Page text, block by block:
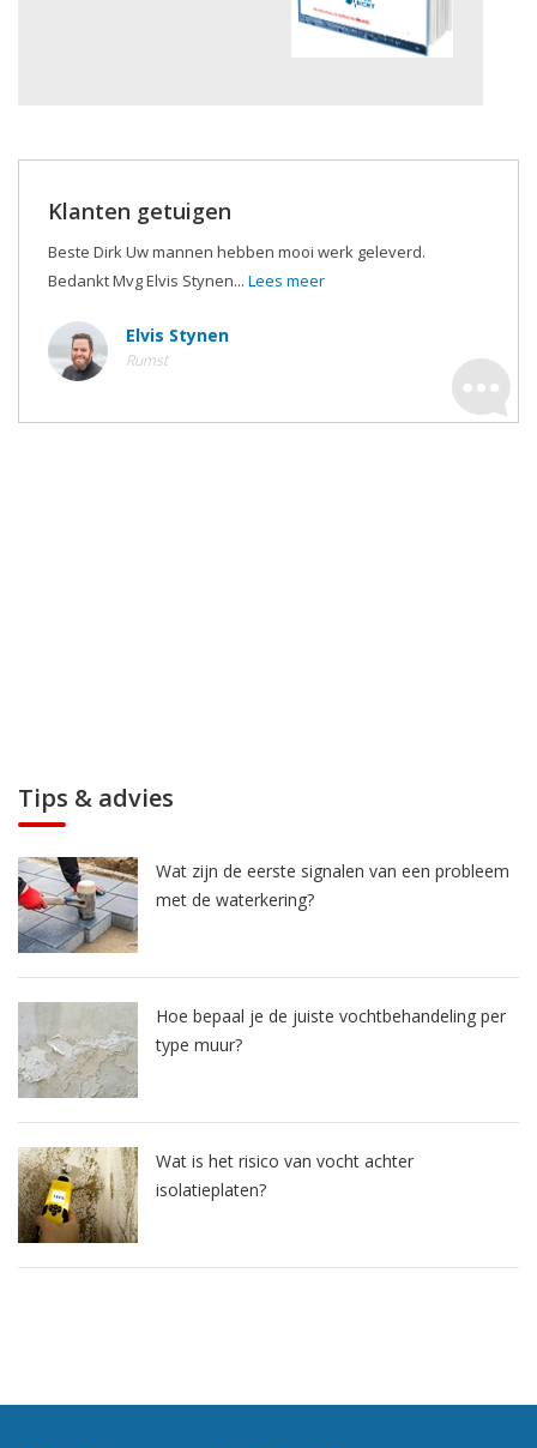
Klanten getuigen
Beste Dirk Uw mannen hebben mooi werk geleverd.
Bedankt Mvg Elvis Stynen... Lees meer
Elvis Stynen
Rumst
Tips & advies
Wat zijn de eerste signalen van een probleem
met de waterkering?
Hoe bepaal je de juiste vochtbehandeling per
type muur?
Wat is het risico van vocht achter
isolatieplaten?